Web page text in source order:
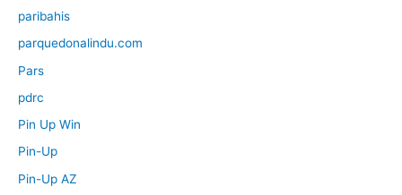
paribahis
parquedonalindu.com
Pars
pdrc
Pin Up Win
Pin-Up
Pin-Up AZ